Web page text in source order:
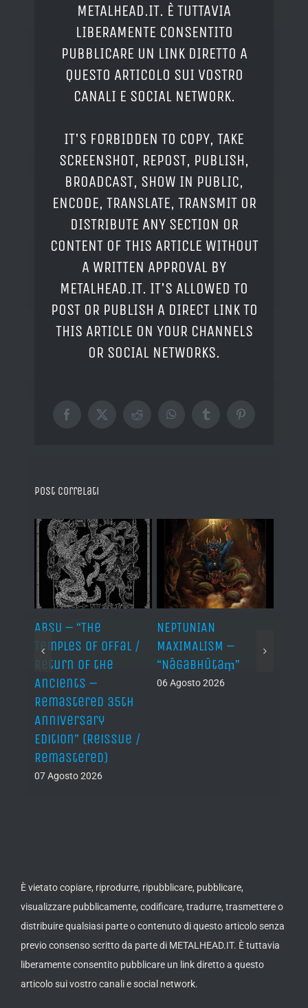
METALHEAD.IT. È TUTTAVIA
LIBERAMENTE CONSENTITO
PUBBLICARE UN LINK DIRETTO A
QUESTO ARTICOLO SUI VOSTRO
CANALI E SOCIAL NETWORK.
IT'S FORBIDDEN TO COPY, TAKE
SCREENSHOT, REPOST, PUBLISH,
BROADCAST, SHOW IN PUBLIC,
ENCODE, TRANSLATE, TRANSMIT OR
DISTRIBUTE ANY SECTION OR
CONTENT OF THIS ARTICLE WITHOUT
A WRITTEN APPROVAL BY
METALHEAD.IT. IT'S ALLOWED TO
POST OR PUBLISH A DIRECT LINK TO
THIS ARTICLE ON YOUR CHANNELS
OR SOCIAL NETWORKS.
Facebook
X RedditWhatsAppTumblrPinterest
Post correlati
ABSU – “The
Temples of Offal /
Return of the
Ancients –
Remastered 35th
Anniversary
Edition” (Reissue /
Remastered)
07 Agosto 2026
NEPTUNIAN
MAXIMALISM –
“Nāgabhūtaṃ”
06 Agosto 2026
È vietato copiare, riprodurre, ripubblicare, pubblicare,
visualizzare pubblicamente, codificare, tradurre, trasmettere o
distribuire qualsiasi parte o contenuto di questo articolo senza
previo consenso scritto da parte di METALHEAD.IT. È tuttavia
liberamente consentito pubblicare un link diretto a questo
articolo sui vostro canali e social network.